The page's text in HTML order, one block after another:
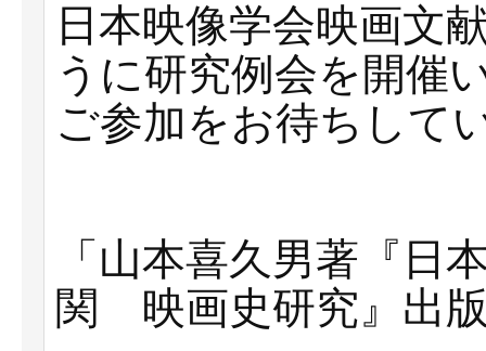
日本映像学会映画文
うに研究例会を開催
ご参加をお待ちして
「山本喜久男著『日
関 映画史研究』出